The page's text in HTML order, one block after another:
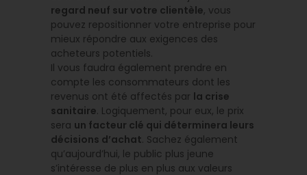
regard neuf sur votre clientèle, vous
pouvez repositionner votre entreprise pour
mieux répondre aux exigences des
acheteurs potentiels.
Il vous faudra également prendre en
compte les consommateurs dont les
revenus ont été affectés par la crise
sanitaire. Logiquement, pour eux, le prix
sera un facteur clé qui déterminera leurs
décisions d’achat. Sachez également
qu’aujourd’hui, le public plus jeune
s’intéresse de plus en plus aux valeurs